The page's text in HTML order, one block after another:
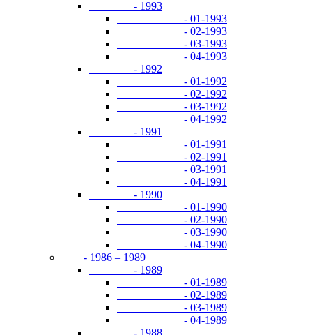
- 1993
- 01-1993
- 02-1993
- 03-1993
- 04-1993
- 1992
- 01-1992
- 02-1992
- 03-1992
- 04-1992
- 1991
- 01-1991
- 02-1991
- 03-1991
- 04-1991
- 1990
- 01-1990
- 02-1990
- 03-1990
- 04-1990
- 1986 – 1989
- 1989
- 01-1989
- 02-1989
- 03-1989
- 04-1989
- 1988